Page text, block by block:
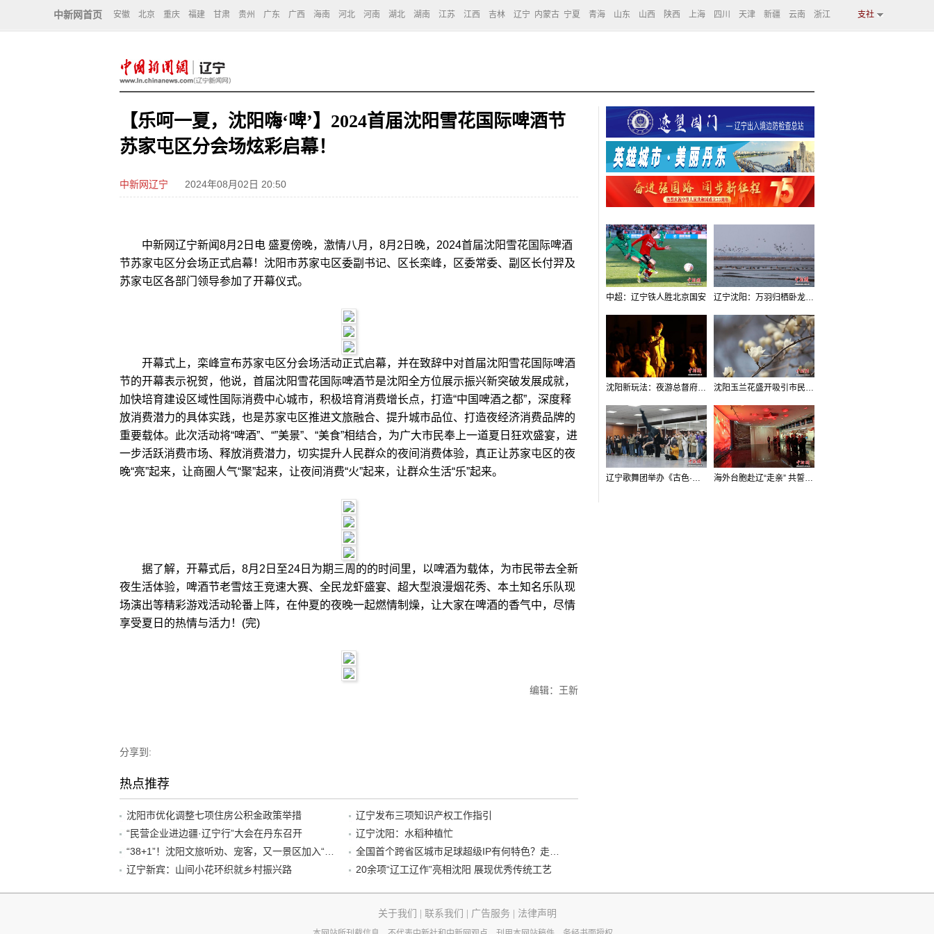
中新网首页 安徽 北京 重庆 福建 甘肃 贵州 广东 广西 海南 河北 河南 湖北 湖南 江苏 江西 吉林 辽宁 内蒙古 宁夏 青海 山东 山西 陕西 上海 四川 天津 新疆 云南 浙江 支社
【乐呵一夏，沈阳嗨‘啤’】2024首届沈阳雪花国际啤酒节
苏家屯区分会场炫彩启幕！
中新网辽宁 2024年08月02日 20:50
中新网辽宁新闻8月2日电 盛夏傍晚，激情八月，8月2日晚，2024首届沈阳雪花国际啤酒
节苏家屯区分会场正式启幕！沈阳市苏家屯区委副书记、区长栾峰，区委常委、副区长付羿及
苏家屯区各部门领导参加了开幕仪式。
开幕式上，栾峰宣布苏家屯区分会场活动正式启幕，并在致辞中对首届沈阳雪花国际啤酒
节的开幕表示祝贺，他说，首届沈阳雪花国际啤酒节是沈阳全方位展示振兴新突破发展成就，
加快培育建设区域性国际消费中心城市，积极培育消费增长点，打造“中国啤酒之都”，深度释
放消费潜力的具体实践，也是苏家屯区推进文旅融合、提升城市品位、打造夜经济消费品牌的
重要载体。此次活动将“啤酒”、“”美景”、“美食”相结合，为广大市民奉上一道夏日狂欢盛宴，进
一步活跃消费市场、释放消费潜力，切实提升人民群众的夜间消费体验，真正让苏家屯区的夜
晚“亮”起来，让商圈人气“聚”起来，让夜间消费“火”起来，让群众生活“乐”起来。
据了解，开幕式后，8月2日至24日为期三周的的时间里，以啤酒为载体，为市民带去全新
夜生活体验，啤酒节老雪炫王竞速大赛、全民龙虾盛宴、超大型浪漫烟花秀、本土知名乐队现
场演出等精彩游戏活动轮番上阵，在仲夏的夜晚一起燃情制燥，让大家在啤酒的香气中，尽情
享受夏日的热情与活力！(完)
编辑：王新
分享到:
热点推荐
沈阳市优化调整七项住房公积金政策举措
辽宁发布三项知识产权工作指引
“民营企业进边疆·辽宁行”大会在丹东召开
辽宁沈阳：水稻种植忙
辽宁新宾：山间小花环织就乡村振兴路
20余项“辽工辽作”亮相沈阳 展现优秀传统工艺
中超：辽宁铁人胜北京国安 辽宁沈阳：万羽归栖卧龙湖看群鸟齐飞
沈阳新玩法：夜游总督府，当一回“赴宴者” 沈阳玉兰花盛开吸引市民打卡
辽宁歌舞团举办《古色·国宝辽宁》排练开放日活动 海外台胞赴辽“走亲” 共誓“和平初心”
关于我们 联系我们 广告服务 法律声明